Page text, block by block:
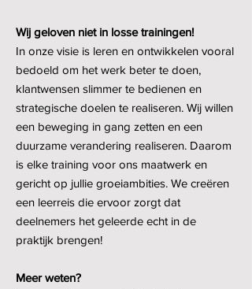
Wij geloven niet in losse trainingen!
In onze visie is leren en ontwikkelen vooral
bedoeld om het werk beter te doen,
klantwensen slimmer te bedienen en
strategische doelen te realiseren. Wij willen
een beweging in gang zetten en een
duurzame verandering realiseren. Daarom
is elke training voor ons maatwerk en
gericht op jullie groeiambities. We creëren
een leerreis die ervoor zorgt dat
deelnemers het geleerde echt in de
praktijk brengen!
Meer weten?